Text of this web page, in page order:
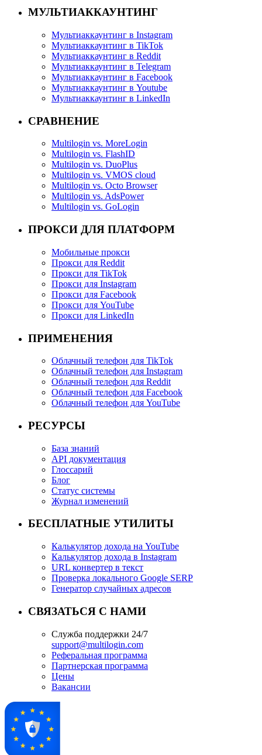
МУЛЬТИАККАУНТИНГ
Мультиаккаунтинг в Instagram
Мультиаккаунтинг в TikTok
Мультиаккаунтинг в Reddit
Мультиаккаунтинг в Telegram
Мультиаккаунтинг в Facebook
Мультиаккаунтинг в Youtube
Мультиаккаунтинг в LinkedIn
СРАВНЕНИЕ
Multilogin vs. MoreLogin
Multilogin vs. FlashID
Multilogin vs. DuoPlus
Multilogin vs. VMOS cloud
Multilogin vs. Octo Browser
Multilogin vs. AdsPower
Multilogin vs. GoLogin
ПРОКСИ ДЛЯ ПЛАТФОРМ
Мобильные прокси
Прокси для Reddit
Прокси для TikTok
Прокси для Instagram
Прокси для Facebook
Прокси для YouTube
Прокси для LinkedIn
ПРИМЕНЕНИЯ
Облачный телефон для TikTok
Облачный телефон для Instagram
Облачный телефон для Reddit
Облачный телефон для Facebook
Облачный телефон для YouTube
РЕСУРСЫ
База знаний
API документация
Глоссарий
Блог
Статус системы
Журнал изменений
БЕСПЛАТНЫЕ УТИЛИТЫ
Калькулятор дохода на YouTube
Калькулятор дохода в Instagram
URL конвертер в текст
Проверка локального Google SERP
Генератор случайных адресов
СВЯЗАТЬСЯ С НАМИ
Служба поддержки 24/7
support@multilogin.com
Реферальная программа
Партнерская программа
Цены
Вакансии